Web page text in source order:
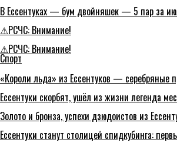
В Ессентуках — бум двойняшек — 5 пар за
⚠РСЧС: Внимание!
⚠РСЧС: Внимание!
Спорт
«Короли льда» из Ессентуков — серебряные
Ессентуки скорбят, ушёл из жизни легенда
Золото и бронза, успехи дзюдоистов из
Ессентуки станут столицей спидкубинга: